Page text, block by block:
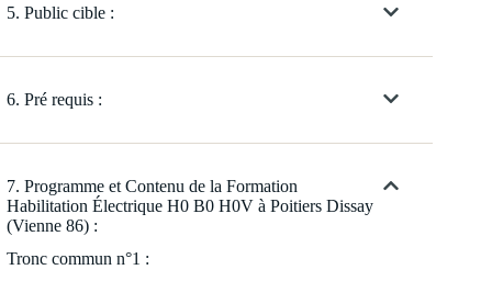
5. Public cible :
6. Pré requis :
7. Programme et Contenu de la Formation
Habilitation Électrique H0 B0 H0V à Poitiers Dissay
(Vienne 86) :
Tronc commun n°1 :